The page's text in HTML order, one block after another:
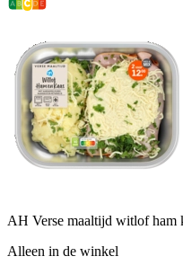
AH Verse maaltijd witlof ham
Alleen in de winkel